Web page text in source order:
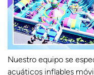
Nuestro equipo se
acuáticos inflables